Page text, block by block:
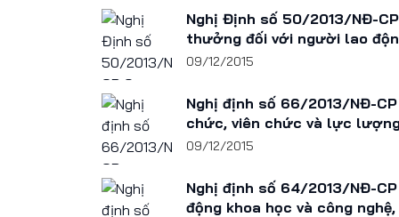
Nghị Định số 50/2013/NĐ-
thưởng đối với người lao
09/12/2015
Nghị định số 66/2013/NĐ-
chức, viên chức và lực
09/12/2015
Nghị định số 64/2013/NĐ-
động khoa học và công